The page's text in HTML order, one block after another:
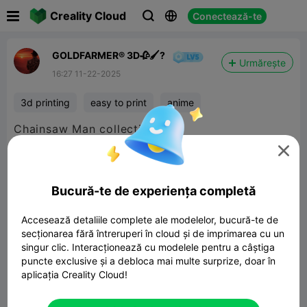
Creality Cloud   Conectează-te
GOLDFARMER® 3D🥀🖌️?
16:27 11-22-2025
Urmărește
3d printing easy to print anime
Chainsaw Man collection ☀️♥️

Bucură-te de experiența completă
Accesează detaliile complete ale modelelor, bucură-te de
secționarea fără întreruperi în cloud și de imprimarea cu un
singur clic. Interacționează cu modelele pentru a câștiga
puncte exclusive și a debloca mai multe surprize, doar în
aplicația Creality Cloud!